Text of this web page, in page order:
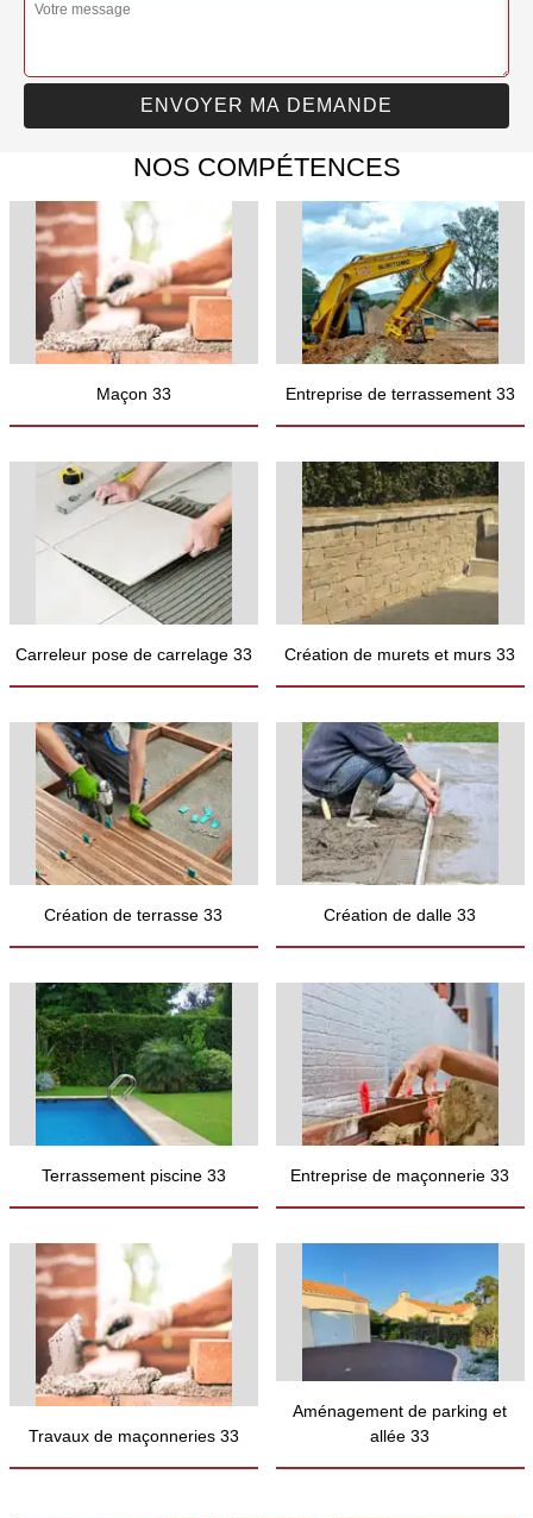
NOS COMPÉTENCES
Maçon 33 Entreprise de terrassement 33
Carreleur pose de carrelage 33 Création de murets et murs 33
Création de terrasse 33 Création de dalle 33
Terrassement piscine 33 Entreprise de maçonnerie 33
Travaux de maçonneries 33
Aménagement de parking et
allée 33